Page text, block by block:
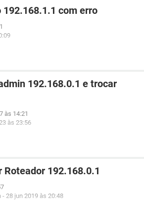
192.168.1.1 com erro
192.168.0.1 e trocar
às 14:21
às 23:56
Roteador 192.168.0.1
- 28 jun 2019 às 20:48